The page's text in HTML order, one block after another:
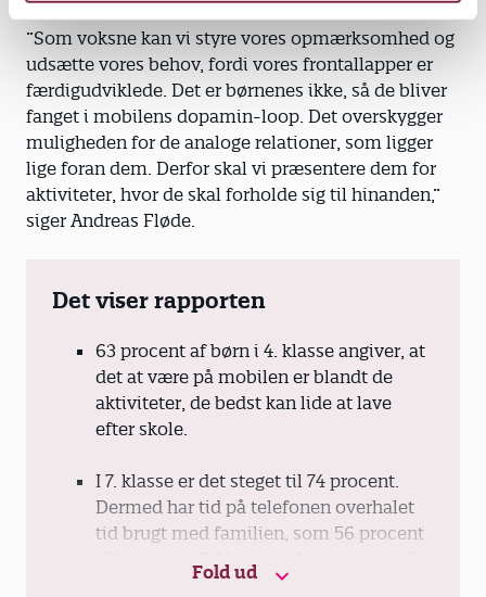
”Som voksne kan vi styre vores opmærksomhed og
udsætte vores behov, fordi vores frontallapper er
færdigudviklede. Det er børnenes ikke, så de bliver
fanget i mobilens dopamin-loop. Det overskygger
muligheden for de analoge relationer, som ligger
lige foran dem. Derfor skal vi præsentere dem for
aktiviteter, hvor de skal forholde sig til hinanden,”
siger Andreas Fløde.
Det viser rapporten
63 procent af børn i 4. klasse angiver, at
det at være på mobilen er blandt de
aktiviteter, de bedst kan lide at lave
efter skole.
I 7. klasse er det steget til 74 procent.
Dermed har tid på telefonen overhalet
tid brugt med familien, som 56 procent
af børnene i 7. klasse vælger som en af
deres yndlingsaktiviteter.
Fold ud